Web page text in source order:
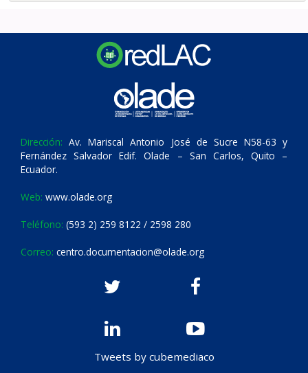
Dirección: Av. Mariscal Antonio José de Sucre N58-63 y
Fernández Salvador Edif. Olade – San Carlos, Quito –
Ecuador.
Web: www.olade.org
Teléfono: (593 2) 259 8122 / 2598 280
Correo: centro.documentacion@olade.org
Tweets by cubemediaco